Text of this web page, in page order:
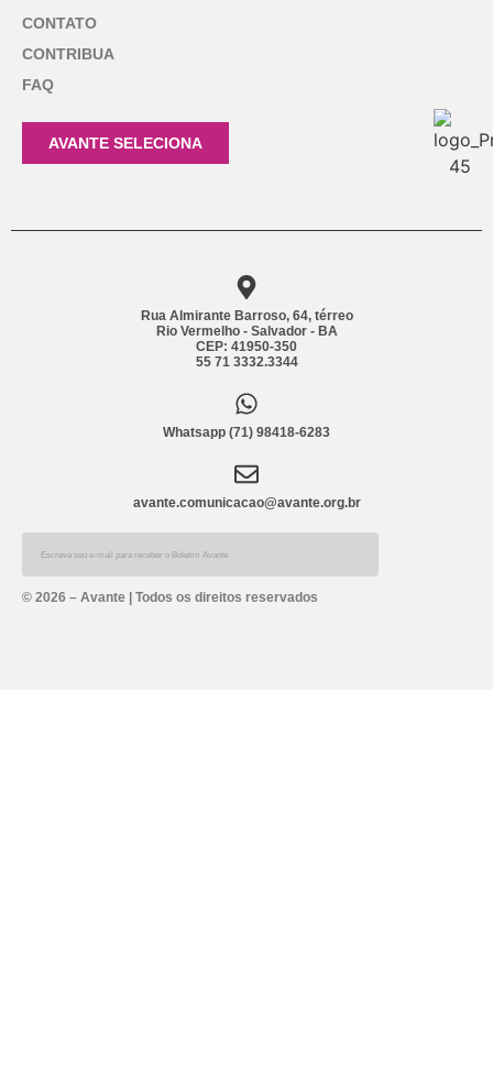
CONTATO
CONTRIBUA
FAQ
AVANTE SELECIONA
Rua Almirante Barroso, 64, térreo
Rio Vermelho - Salvador - BA
CEP: 41950-350
55 71 3332.3344
Whatsapp (71) 98418-6283
avante.comunicacao@avante.org.br
Alternative:
© 2026 – Avante | Todos os direitos reservados